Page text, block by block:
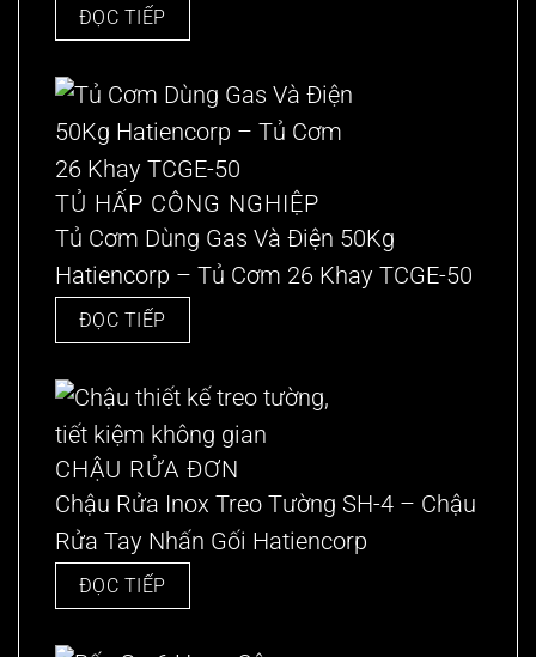
ĐỌC TIẾP
TỦ HẤP CÔNG NGHIỆP
Tủ Cơm Dùng Gas Và Điện 50Kg
Hatiencorp – Tủ Cơm 26 Khay TCGE-50
ĐỌC TIẾP
CHẬU RỬA ĐƠN
Chậu Rửa Inox Treo Tường SH-4 – Chậu
Rửa Tay Nhấn Gối Hatiencorp
ĐỌC TIẾP